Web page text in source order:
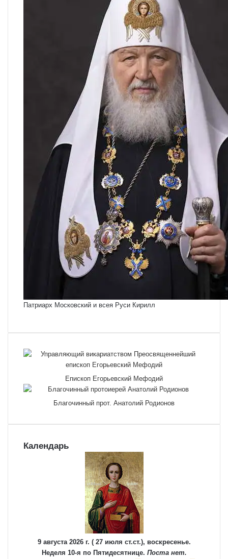
Патриарх Московский и всея Руси Кирилл
Епископ Егорьевский Мефодий
Благочинный прот. Анатолий Родионов
Календарь
9 августа 2026 г. ( 27 июля ст.ст.), воскресенье.
Неделя 10-я по Пятидесятнице. Поста нет.